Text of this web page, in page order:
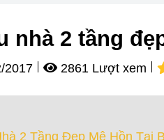
nhà 2 tầng
2017 2861 Lượt xem
2 Tầng Đẹp Mê Hồn Tại